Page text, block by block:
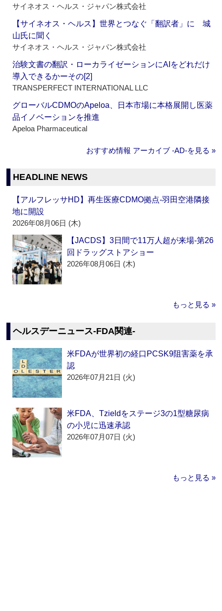
サイネオス・ヘルス・ジャパン株式会社
【サイネオス・ヘルス】世界とつなぐ「翻訳者」に 城
山氏に聞く
サイネオス・ヘルス・ジャパン株式会社
治験文書の翻訳・ローカライゼーションにAIをどれだけ
導入できるかーその[2]
TRANSPERFECT INTERNATIONAL LLC
グローバルCDMOのApeloa、日本市場に本格展開し医薬
品イノベーションを推進
Apeloa Pharmaceutical
おすすめ情報 アーカイブ ‐AD‐を見る »
HEADLINE NEWS
【アルフレッサHD】再生医療CDMO拠点‐羽田空港隣接
地に開設
2026年08月06日 (木)
【JACDS】3日間で11万人超が来場‐第26
回ドラッグストアショー
2026年08月06日 (木)
もっと見る »
ヘルスデーニュース‐FDA関連‐
米FDAが世界初の経口PCSK9阻害薬を承
認
2026年07月21日 (火)
米FDA、Tzieldをステージ3の1型糖尿病
の小児に迅速承認
2026年07月07日 (火)
もっと見る »